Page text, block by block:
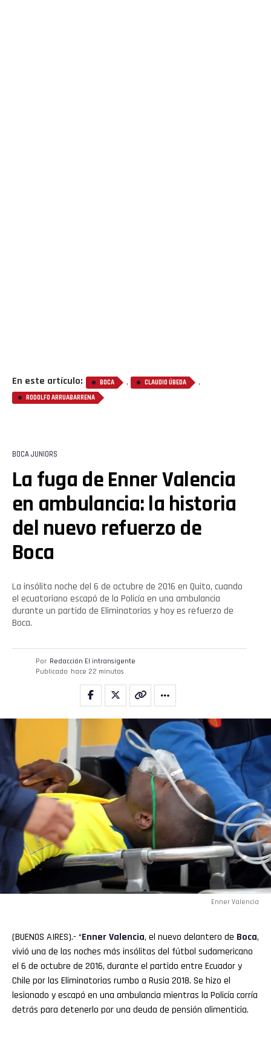
En este artículo: BOCA , CLAUDIO ÚBEDA ,
RODOLFO ARRUABARRENA
BOCA JUNIORS
La fuga de Enner Valencia
en ambulancia: la historia
del nuevo refuerzo de
Boca
La insólita noche del 6 de octubre de 2016 en Quito, cuando
el ecuatoriano escapó de la Policía en una ambulancia
durante un partido de Eliminatorias y hoy es refuerzo de
Boca.
Por Redacción El intransigente
Publicado hace 22 minutos
Enner Valencia
(BUENOS AIRES).- “Enner Valencia, el nuevo delantero de Boca,
vivió una de las noches más insólitas del fútbol sudamericano
el 6 de octubre de 2016, durante el partido entre Ecuador y
Chile por las Eliminatorias rumbo a Rusia 2018. Se hizo el
lesionado y escapó en una ambulancia mientras la Policía corría
detrás para detenerlo por una deuda de pensión alimenticia.